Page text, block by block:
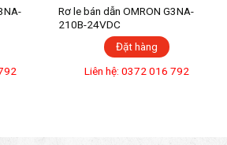
Rơ le bán dẫn OMRON G3NA-
210B-24VDC
Đặt hàng
Liên hệ: 0372 016 792